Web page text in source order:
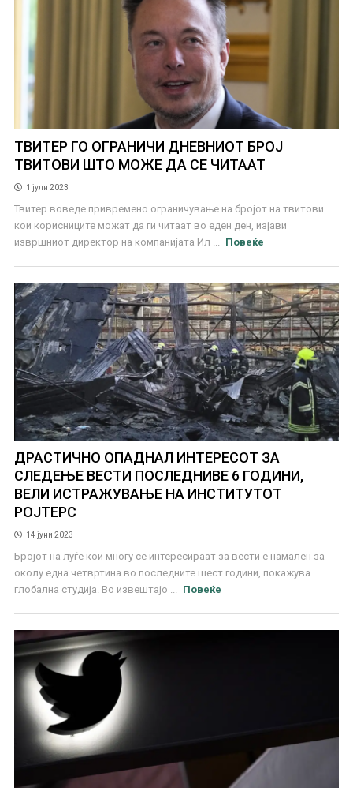
ТВИТЕР ГО ОГРАНИЧИ ДНЕВНИОТ БРОЈ
ТВИТОВИ ШТО МОЖЕ ДА СЕ ЧИТААТ
1 јули 2023
Твитер воведе привремено ограничување на бројот на твитови
кои корисниците можат да ги читаат во еден ден, изјави
извршниот директор на компанијата Ил ...
Повеќе
ДРАСТИЧНО ОПАДНАЛ ИНТЕРЕСОТ ЗА
СЛЕДЕЊЕ ВЕСТИ ПОСЛЕДНИВЕ 6 ГОДИНИ,
ВЕЛИ ИСТРАЖУВАЊЕ НА ИНСТИТУТОТ
РОЈТЕРС
14 јуни 2023
Бројот на луѓе кои многу се интересираат за вести е намален за
околу една четвртина во последните шест години, покажува
глобална студија. Во извештајо ...
Повеќе